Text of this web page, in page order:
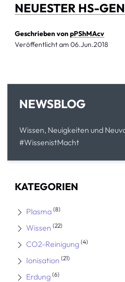
NEUESTER HS-
Geschrieben vonpPShMAcv
Veröffentlicht am 06.Jun.2018
NEWSBLOG
Wissen, Neuigkeiten und
#WissenistMacht
KATEGORIEN
Plasma (8)
Wissen (22)
CO2-Reinigung (4)
Ionisation (21)
Erdung (6)